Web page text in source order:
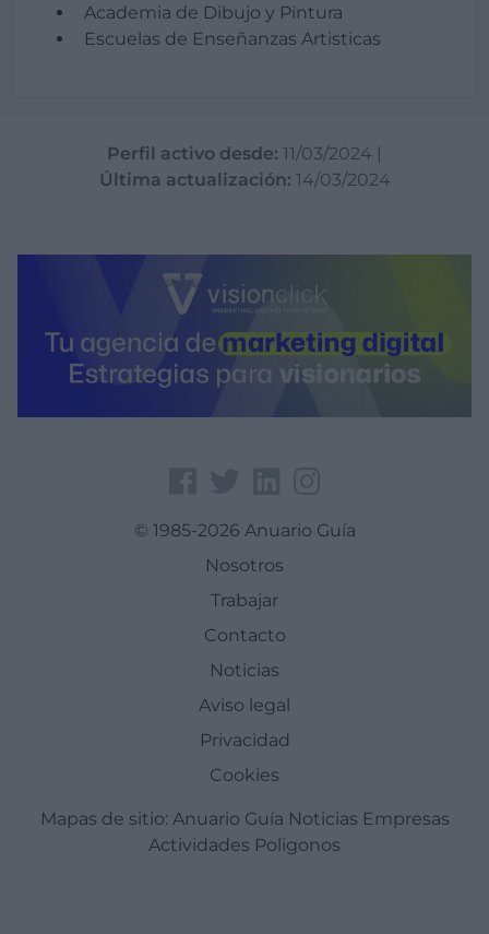
Academia de Dibujo y Pintura
Escuelas de Enseñanzas Artisticas
Perfil activo desde: 11/03/2024 |
Última actualización: 14/03/2024
© 1985-2026 Anuario Guía
Nosotros
Trabajar
Contacto
Noticias
Aviso legal
Privacidad
Cookies
Mapas de sitio: Anuario Guía Noticias Empresas
Actividades Poligonos